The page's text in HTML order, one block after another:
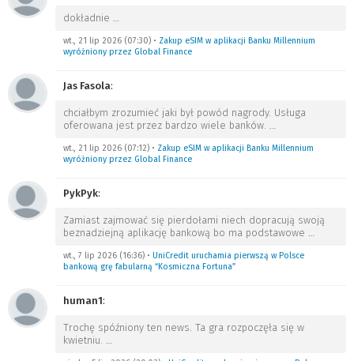
dokładnie …
wt., 21 lip 2026 (07:30) • Zakup eSIM w aplikacji Banku Millennium
wyróżniony przez Global Finance
Jas Fasola:
chciałbym zrozumieć jaki był powód nagrody. Usługa
oferowana jest przez bardzo wiele banków. …
wt., 21 lip 2026 (07:12) • Zakup eSIM w aplikacji Banku Millennium
wyróżniony przez Global Finance
PykPyk:
Zamiast zajmować się pierdołami niech dopracują swoją
beznadziejną aplikację bankową bo ma podstawowe …
wt., 7 lip 2026 (16:36) • UniCredit uruchamia pierwszą w Polsce
bankową grę fabularną “Kosmiczna Fortuna”
human1:
Trochę spóźniony ten news. Ta gra rozpoczęła się w
kwietniu. …